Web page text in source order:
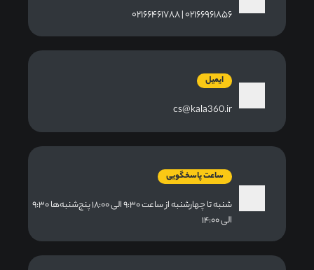
۰۲۱۶۶۹۶۱۸۵۶ | ۰۲۱۶۶۴۶۱۷۸۸
ایمیل
cs@kala360.ir
ساعت پاسخگویی
شنبه تا چهارشنبه از ساعت ۹:۳۰ الی ۱۸:۰۰ پنج‌شنبه‌ها ۹:۳۰
الی ۱۴:۰۰